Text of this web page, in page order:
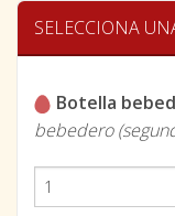
SELECCIONA
Botella
bebedero